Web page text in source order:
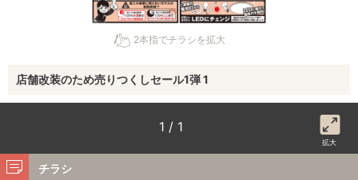
2本指でチラシを拡大
店舗改装のため売りつくしセール1弾 1
1 / 1
拡大
チラシ